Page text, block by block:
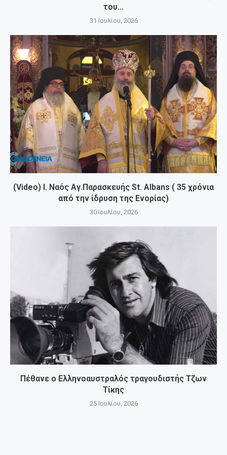
του...
31 Ιουλίου, 2026
(Video) Ι. Ναός Αγ.Παρασκευής St. Albans ( 35 χρόνια
από την ίδρυση της Ενορίας)
30 Ιουλίου, 2026
Πέθανε ο Ελληνοαυστραλός τραγουδιστής Τζων
Τίκης
25 Ιουλίου, 2026